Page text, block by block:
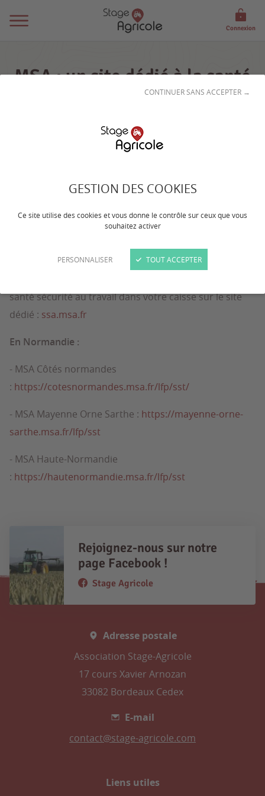
GESTION DES COOKIES
Ce site utilise des cookies et vous donne le contrôle sur ceux que vous
souhaitez activer
PERSONNALISER
CONTINUER SANS ACCEPTER →
TOUT ACCEPTER
Connexion
MSA : un site dédié à la santé
et la sécurité au travail en
agriculture
10 juillet 2024
Retrouvez toutes les informations, ressources
santé sécurité au travail dans votre caisse sur le site
dédié : ssa.msa.fr
En Normandie :
- MSA Côtés normandes
: https://cotesnormandes.msa.fr/lfp/sst/
- MSA Mayenne Orne Sarthe : https://mayenne-orne-
sarthe.msa.fr/lfp/sst
- MSA Haute-Normandie
: https://hautenormandie.msa.fr/lfp/sst
Rejoignez-nous sur notre
page Facebook !
Stage Agricole
Adresse postale
Association Stage-Agricole
17 cours Xavier Arnozan
33082 Bordeaux Cedex
E-mail
contact@stage-agricole.com
Liens utiles